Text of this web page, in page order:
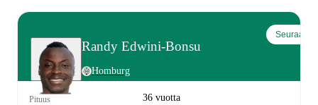
Randy Edwini-Bonsu
Homburg
Seuraa
Pituus 36 vuotta